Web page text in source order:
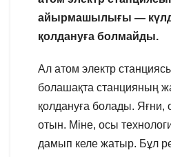
айырмашылығы — күлді
қолдануға болмайды.
Ал атом электр
болашақта станцияның
қолдануға болады.
отын. Міне, осы
дамып келе жатыр. Бұл